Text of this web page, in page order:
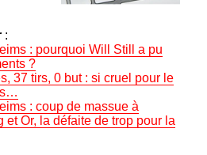
:
: pourquoi Will Still a pu
?
37 tirs, 0 but : si cruel pour le
: coup de massue à
et Or, la défaite de trop pour la